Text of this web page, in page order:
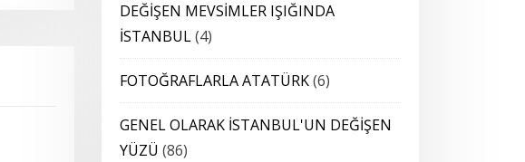
DEĞİŞEN MEVSİMLER IŞIĞINDA
İSTANBUL(4)
FOTOĞRAFLARLA ATATÜRK(6)
GENEL OLARAK İSTANBUL'UN DEĞİŞEN
YÜZÜ (86)